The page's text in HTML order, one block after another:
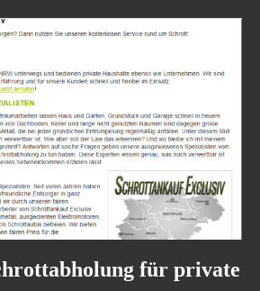
für private